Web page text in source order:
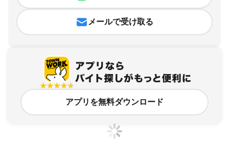
メールで受け取る
アプリを無料ダウンロード